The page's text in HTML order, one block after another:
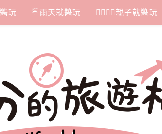
玩 ☔雨天就醬玩 👩‍❤‍💋‍👨親子就醬玩